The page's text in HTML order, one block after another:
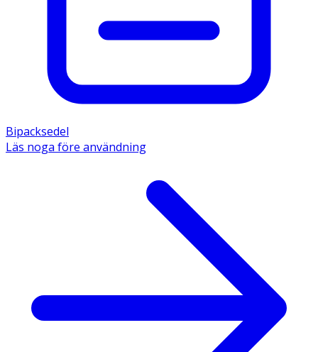
Bipacksedel
Läs noga före användning